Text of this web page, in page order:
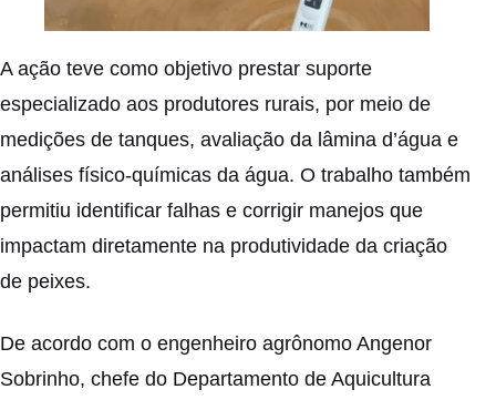
A ação teve como objetivo prestar suporte
especializado aos produtores rurais, por meio de
medições de tanques, avaliação da lâmina d’água e
análises físico-químicas da água. O trabalho também
permitiu identificar falhas e corrigir manejos que
impactam diretamente na produtividade da criação
de peixes.
De acordo com o engenheiro agrônomo Angenor
Sobrinho, chefe do Departamento de Aquicultura